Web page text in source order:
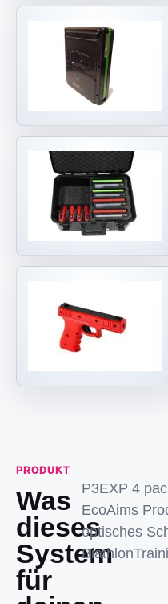
PRODUKT
Was
dieses
System
für
P3EXP 4
EcoAims
optisches